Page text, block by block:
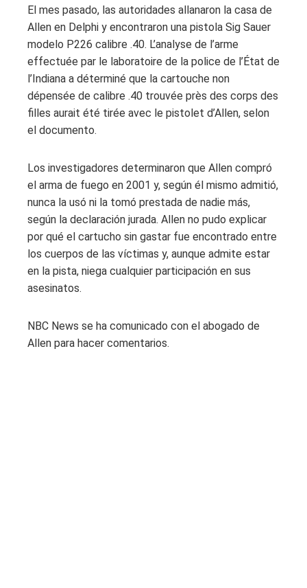
El mes pasado, las autoridades allanaron la casa de
Allen en Delphi y encontraron una pistola Sig Sauer
modelo P226 calibre .40. L’analyse de l’arme
effectuée par le laboratoire de la police de l’État de
l’Indiana a déterminé que la cartouche non
dépensée de calibre .40 trouvée près des corps des
filles aurait été tirée avec le pistolet d’Allen, selon
el documento.
Los investigadores determinaron que Allen compró
el arma de fuego en 2001 y, según él mismo admitió,
nunca la usó ni la tomó prestada de nadie más,
según la declaración jurada. Allen no pudo explicar
por qué el cartucho sin gastar fue encontrado entre
los cuerpos de las víctimas y, aunque admite estar
en la pista, niega cualquier participación en sus
asesinatos.
NBC News se ha comunicado con el abogado de
Allen para hacer comentarios.